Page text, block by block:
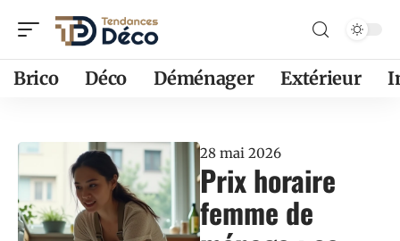
Brico Déco Déménager Extérieur
28 mai 2026
Prix horaire
femme de